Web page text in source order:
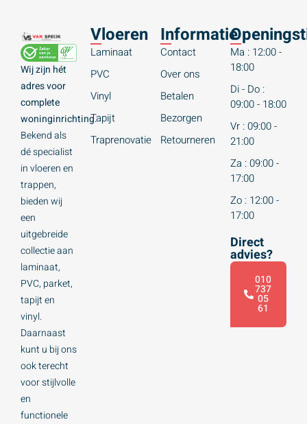
Wij zijn hét
adres voor
complete
woninginrichting.
Bekend als
dé specialist
in vloeren en
trappen,
bieden wij
een
uitgebreide
collectie aan
laminaat,
PVC, parket,
tapijt en
vinyl.
Daarnaast
kunt u bij ons
ook terecht
voor stijlvolle
en
functionele
Vloeren
Laminaat
PVC
Vinyl
Tapijt
Traprenovatie
Informatie
Contact
Over ons
Betalen
Bezorgen
Retourneren
Ma : 12:00 -
18:00
Di - Do :
09:00 - 18:00
Vr : 09:00 -
21:00
Za : 09:00 -
17:00
Zo : 12:00 -
17:00
Direct
advies?
010
737
05
61